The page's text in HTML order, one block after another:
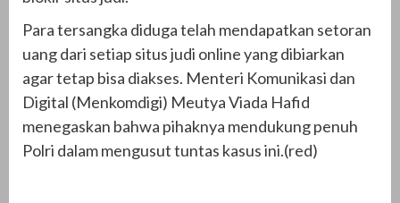
Para tersangka diduga telah mendapatkan setoran
uang dari setiap situs judi online yang dibiarkan
agar tetap bisa diakses. Menteri Komunikasi dan
Digital (Menkomdigi) Meutya Viada Hafid
menegaskan bahwa pihaknya mendukung penuh
Polri dalam mengusut tuntas kasus ini.(red)